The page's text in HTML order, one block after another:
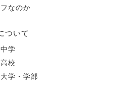
なのか
ついて
学
校
学・学部